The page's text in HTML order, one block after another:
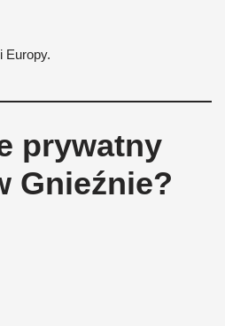
Europy.
prywatny
Gnieźnie?